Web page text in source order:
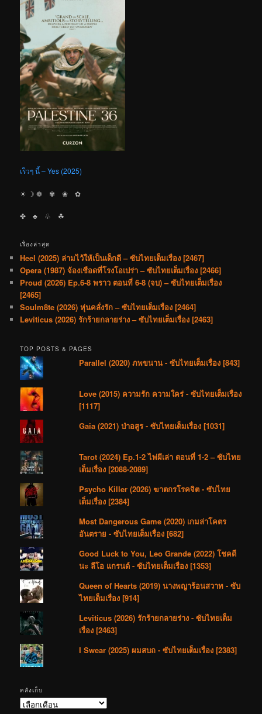
เร็วๆ นี้ – Yes (2025)
☀︎ ☽ ❁ ✾ ❀ ✿
✤ ♣︎ ♧ ☘︎
เรื่องล่าสุด
Heel (2025) ล่ามไว้ให้เป็นเด็กดี – ซับไทยเต็มเรื่อง [2467]
Opera (1987) จ้องเชือดที่โรงโอเปร่า – ซับไทยเต็มเรื่อง [2466]
Proud (2026) Ep.6-8 พราว ตอนที่ 6-8 (จบ) – ซับไทยเต็มเรื่อง
[2465]
Soulm8te (2026) หุ่นคลั่งรัก – ซับไทยเต็มเรื่อง [2464]
Leviticus (2026) รักร้ายกลายร่าง – ซับไทยเต็มเรื่อง [2463]
TOP POSTS & PAGES
Parallel (2020) ภพขนาน - ซับไทยเต็มเรื่อง [843]
Love (2015) ความรัก ความใคร่ - ซับไทยเต็มเรื่อง
[1117]
Gaia (2021) ป่าอสูร - ซับไทยเต็มเรื่อง [1031]
Tarot (2024) Ep.1-2 ไพ่ผีเล่า ตอนที่ 1-2 – ซับไทย
เต็มเรื่อง [2088-2089]
Psycho Killer (2026) ฆาตกรโรคจิต - ซับไทย
เต็มเรื่อง [2384]
Most Dangerous Game (2020) เกมล่าโคตร
อันตราย - ซับไทยเต็มเรื่อง [682]
Good Luck to You, Leo Grande (2022) โชคดี
นะ ลีโอ แกรนด์ - ซับไทยเต็มเรื่อง [1353]
Queen of Hearts (2019) นางพญาร้อนสวาท - ซับ
ไทยเต็มเรื่อง [914]
Leviticus (2026) รักร้ายกลายร่าง - ซับไทยเต็ม
เรื่อง [2463]
I Swear (2025) ผมสบถ - ซับไทยเต็มเรื่อง [2383]
คลังเก็บ
คลัง